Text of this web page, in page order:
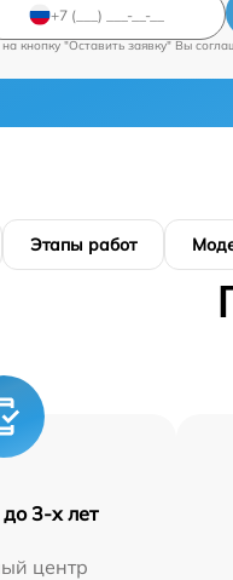
кнопку "Оставить заявку" Вы
Этапы работ
3-х лет
центр